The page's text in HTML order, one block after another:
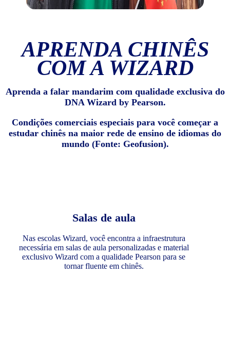
APRENDA CHINÊS
COM A WIZARD
Aprenda a falar mandarim com qualidade exclusiva do
DNA Wizard by Pearson.
Condições comerciais especiais para você começar a
estudar chinês na maior rede de ensino de idiomas do
mundo (Fonte: Geofusion).
Salas de aula
Nas escolas Wizard, você encontra a infraestrutura
necessária em salas de aula personalizadas e material
exclusivo Wizard com a qualidade Pearson para se
tornar fluente em chinês.